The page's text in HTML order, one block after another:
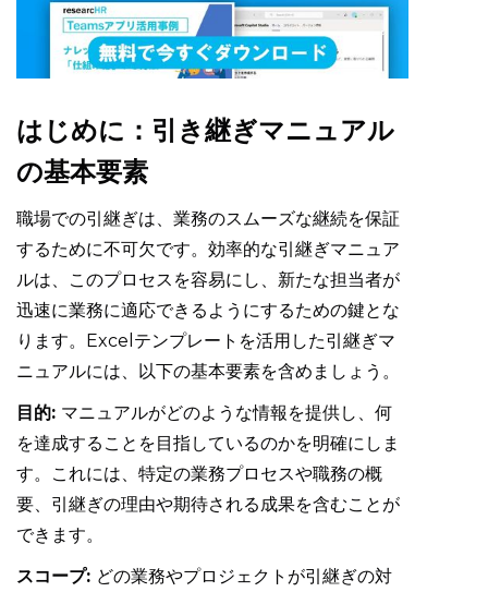
はじめに：引き継ぎマニュアル
の基本要素
職場での引継ぎは、業務のスムーズな継続を保証
するために不可欠です。効率的な引継ぎマニュア
ルは、このプロセスを容易にし、新たな担当者が
迅速に業務に適応できるようにするための鍵とな
ります。Excelテンプレートを活用した引継ぎマ
ニュアルには、以下の基本要素を含めましょう。
目的: マニュアルがどのような情報を提供し、何
を達成することを目指しているのかを明確にしま
す。これには、特定の業務プロセスや職務の概
要、引継ぎの理由や期待される成果を含むことが
できます。
スコープ: どの業務やプロジェクトが引継ぎの対